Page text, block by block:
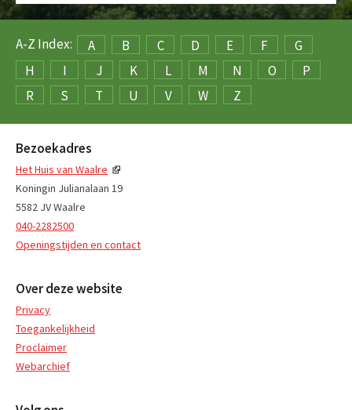
A-Z Index: A B C D E F
G
H
I J K L M N O
P
R
S T U V W Z
Bezoekadres
Het Huis van Waalre
Koningin Julianalaan 19
5582 JV Waalre
040-2282500
Openingstijden en contact
Over deze website
Privacy
Toegankelijkheid
Proclaimer
Webarchief